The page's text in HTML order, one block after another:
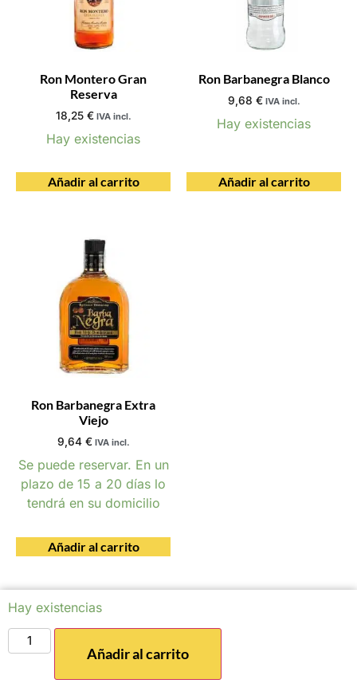
Ron Montero Gran
Reserva
18,25 € IVA incl.
Hay existencias
Añadir al carrito
Ron Barbanegra Blanco
9,68 € IVA incl.
Hay existencias
Añadir al carrito
Ron Barbanegra Extra
Viejo
9,64 € IVA incl.
Se puede reservar. En un
plazo de 15 a 20 días lo
tendrá en su domicilio
Añadir al carrito
Hay existencias
Añadir al carrito